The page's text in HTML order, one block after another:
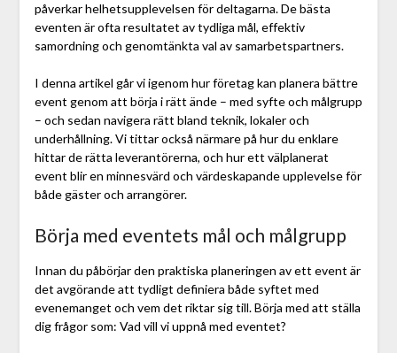
påverkar helhetsupplevelsen för deltagarna. De bästa
eventen är ofta resultatet av tydliga mål, effektiv
samordning och genomtänkta val av samarbetspartners.
I denna artikel går vi igenom hur företag kan planera bättre
event genom att börja i rätt ände – med syfte och målgrupp
– och sedan navigera rätt bland teknik, lokaler och
underhållning. Vi tittar också närmare på hur du enklare
hittar de rätta leverantörerna, och hur ett välplanerat
event blir en minnesvärd och värdeskapande upplevelse för
både gäster och arrangörer.
Börja med eventets mål och målgrupp
Innan du påbörjar den praktiska planeringen av ett event är
det avgörande att tydligt definiera både syftet med
evenemanget och vem det riktar sig till. Börja med att ställa
dig frågor som: Vad vill vi uppnå med eventet?